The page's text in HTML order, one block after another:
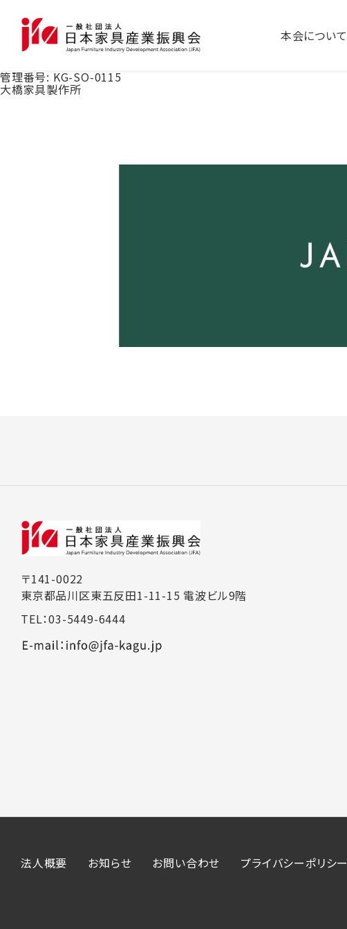
本会について
管理番号: KG-SO-0115
大橋家具製作所
〒141-0022
東京都品川区東五反田1-11-15 電波ビル9階
TEL：03-5449-6444
法人概要 お知らせ お問い合わせ プライバシーポリシー